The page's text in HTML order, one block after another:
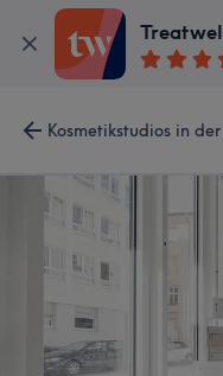
Kosmetikstudios in